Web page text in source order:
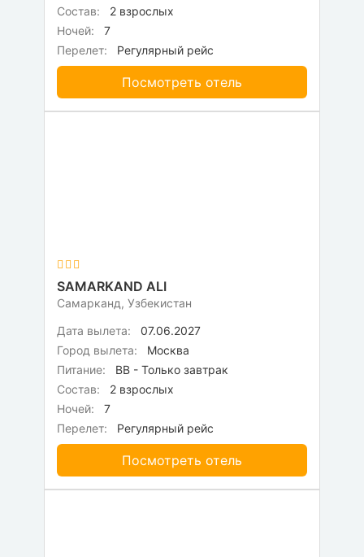
Состав:
2 взрослых
Ночей:
7
Перелет:
Регулярный рейс
Посмотреть отель
SAMARKAND ALI
Самарканд, Узбекистан
Дата вылета:
07.06.2027
Город вылета:
Москва
Питание:
BB - Только завтрак
Состав:
2 взрослых
Ночей:
7
Перелет:
Регулярный рейс
Посмотреть отель